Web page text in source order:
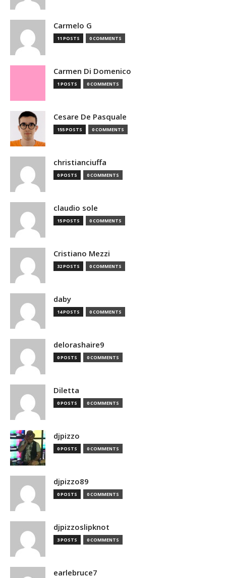
Carmelo G
11 POSTS 0 COMMENTS
Carmen Di Domenico
1 POSTS 0 COMMENTS
Cesare De Pasquale
155 POSTS 0 COMMENTS
christianciuffa
0 POSTS 0 COMMENTS
claudio sole
15 POSTS 0 COMMENTS
Cristiano Mezzi
32 POSTS 0 COMMENTS
daby
14 POSTS 0 COMMENTS
delorashaire9
0 POSTS 0 COMMENTS
Diletta
0 POSTS 0 COMMENTS
djpizzo
0 POSTS 0 COMMENTS
djpizzo89
0 POSTS 0 COMMENTS
djpizzoslipknot
3 POSTS 0 COMMENTS
earlebruce7